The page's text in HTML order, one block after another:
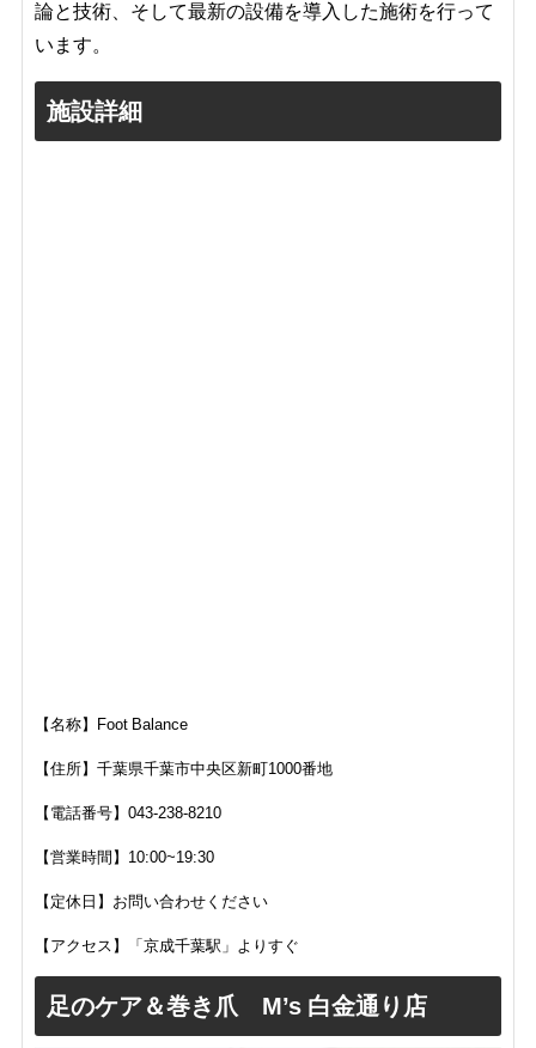
論と技術、そして最新の設備を導入した施術を行って
います。
施設詳細
【名称】Foot Balance
【住所】千葉県千葉市中央区新町1000番地
【電話番号】043-238-8210
【営業時間】10:00~19:30
【定休日】お問い合わせください
【アクセス】「京成千葉駅」よりすぐ
足のケア＆巻き爪 M’s 白金通り店